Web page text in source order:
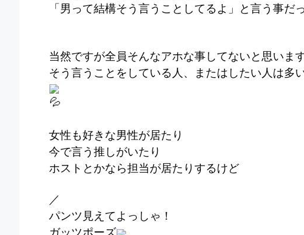
「男って結構そう言うことしてるよ」と言う事だっ
当然ですが全員そんなアホな事してないと思いま
そう言うことをしている人、またはしたい人は多
女性も好きな男性が居たり
今で言う推しがいたり
ホストとかなら担当が居たりするけど
／
パンツ見えてよっしゃ！
ガッツポーズ